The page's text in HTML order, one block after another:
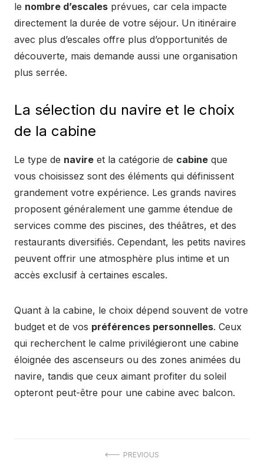
le nombre d’escales prévues, car cela impacte
directement la durée de votre séjour. Un itinéraire
avec plus d’escales offre plus d’opportunités de
découverte, mais demande aussi une organisation
plus serrée.
La sélection du navire et le choix
de la cabine
Le type de navire et la catégorie de cabine que
vous choisissez sont des éléments qui définissent
grandement votre expérience. Les grands navires
proposent généralement une gamme étendue de
services comme des piscines, des théâtres, et des
restaurants diversifiés. Cependant, les petits navires
peuvent offrir une atmosphère plus intime et un
accès exclusif à certaines escales.
Quant à la cabine, le choix dépend souvent de votre
budget et de vos préférences personnelles. Ceux
qui recherchent le calme privilégieront une cabine
éloignée des ascenseurs ou des zones animées du
navire, tandis que ceux aimant profiter du soleil
opteront peut-être pour une cabine avec balcon.
PREVIOUS